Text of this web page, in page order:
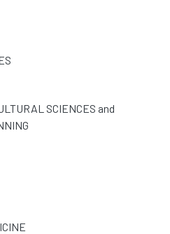
SCIENCES and